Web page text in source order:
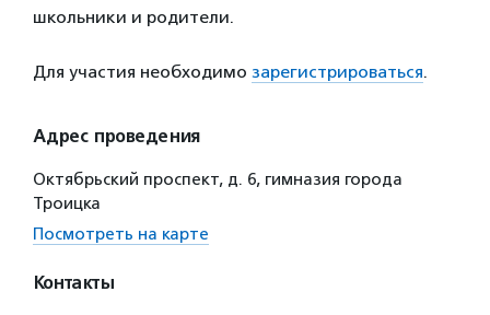
школьники и родители.
Для участия необходимо зарегистрироваться.
Адрес проведения
Октябрьский проспект, д. 6, гимназия города
Троицка
Посмотреть на карте
Контакты